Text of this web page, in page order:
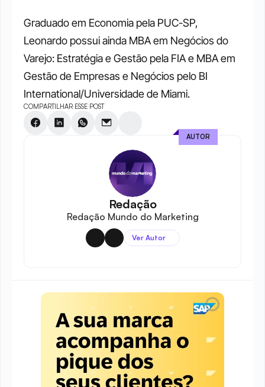
Graduado em Economia pela PUC-SP,
Leonardo possui ainda MBA em Negócios do
Varejo: Estratégia e Gestão pela FIA e MBA em
Gestão de Empresas e Negócios pelo BI
International/Universidade de Miami.
COMPARTILHAR ESSE POST
Redação
Redação Mundo do Marketing
Ver Autor
AUTOR